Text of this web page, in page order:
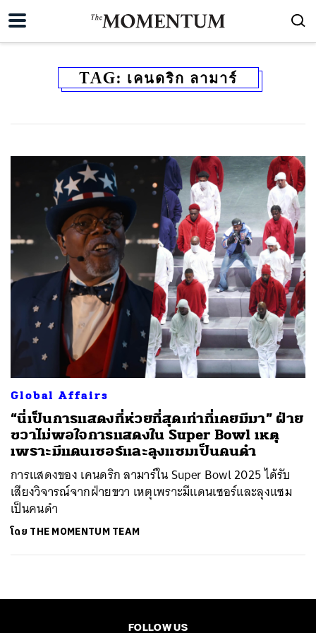
TAG: เคนดริก ลามาร์
Global Affairs
“นี่เป็นการแสดงที่ห่วยที่สุดเท่าที่เคยมีมา” ฝ่าย
ขวาไม่พอใจการแสดงใน Super Bowl เหตุ
เพราะมีแดนเซอร์และลุงแซมเป็นคนดำ
การแสดงของ เคนดริก ลามาร์ใน Super Bowl 2025 ได้รับ
เสียงวิจารณ์จากฝ่ายขวา เหตุเพราะมีแดนเซอร์และลุงแซม
เป็นคนดำ
โดย THE MOMENTUM TEAM
FOLLOW US
SHARE TWEET LINE EMAIL